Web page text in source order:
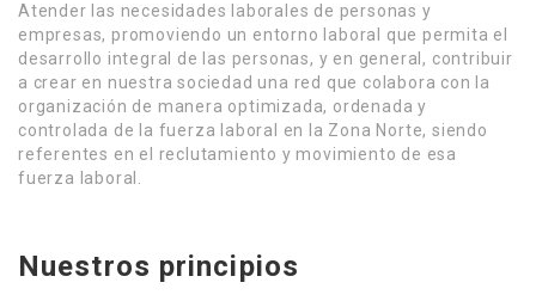
Atender las necesidades laborales de personas y
empresas, promoviendo un entorno laboral que permita el
desarrollo integral de las personas, y en general, contribuir
a crear en nuestra sociedad una red que colabora con la
organización de manera optimizada, ordenada y
controlada de la fuerza laboral en la Zona Norte, siendo
referentes en el reclutamiento y movimiento de esa
fuerza laboral.
Nuestros principios